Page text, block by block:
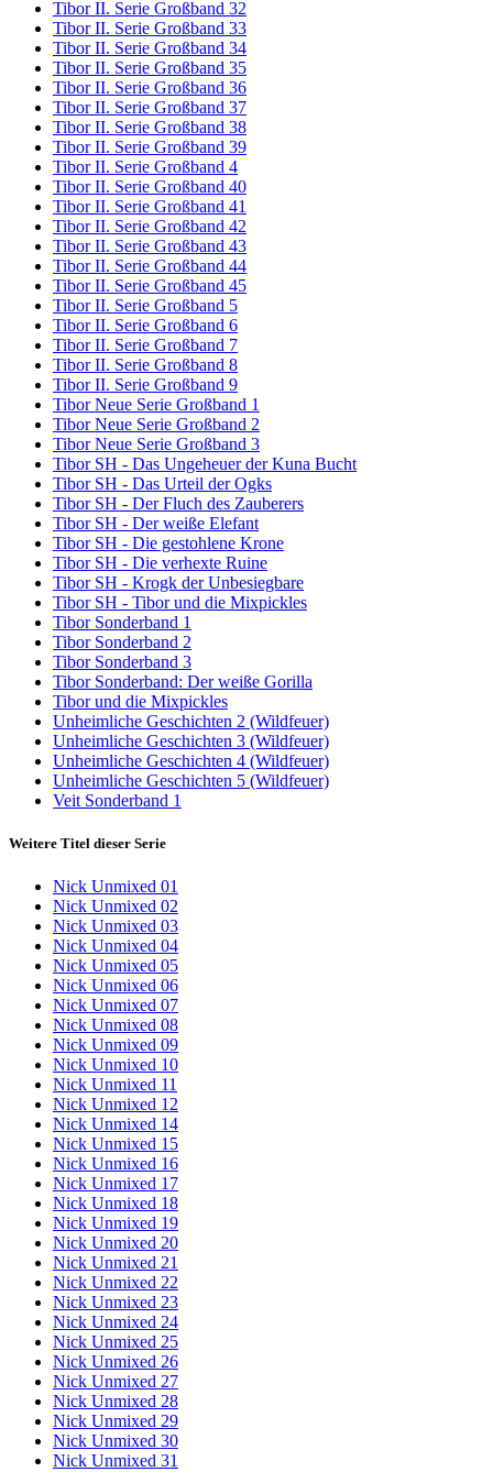
Tibor II. Serie Großband 32
Tibor II. Serie Großband 33
Tibor II. Serie Großband 34
Tibor II. Serie Großband 35
Tibor II. Serie Großband 36
Tibor II. Serie Großband 37
Tibor II. Serie Großband 38
Tibor II. Serie Großband 39
Tibor II. Serie Großband 4
Tibor II. Serie Großband 40
Tibor II. Serie Großband 41
Tibor II. Serie Großband 42
Tibor II. Serie Großband 43
Tibor II. Serie Großband 44
Tibor II. Serie Großband 45
Tibor II. Serie Großband 5
Tibor II. Serie Großband 6
Tibor II. Serie Großband 7
Tibor II. Serie Großband 8
Tibor II. Serie Großband 9
Tibor Neue Serie Großband 1
Tibor Neue Serie Großband 2
Tibor Neue Serie Großband 3
Tibor SH - Das Ungeheuer der Kuna Bucht
Tibor SH - Das Urteil der Ogks
Tibor SH - Der Fluch des Zauberers
Tibor SH - Der weiße Elefant
Tibor SH - Die gestohlene Krone
Tibor SH - Die verhexte Ruine
Tibor SH - Krogk der Unbesiegbare
Tibor SH - Tibor und die Mixpickles
Tibor Sonderband 1
Tibor Sonderband 2
Tibor Sonderband 3
Tibor Sonderband: Der weiße Gorilla
Tibor und die Mixpickles
Unheimliche Geschichten 2 (Wildfeuer)
Unheimliche Geschichten 3 (Wildfeuer)
Unheimliche Geschichten 4 (Wildfeuer)
Unheimliche Geschichten 5 (Wildfeuer)
Veit Sonderband 1
Weitere Titel dieser Serie
Nick Unmixed 01
Nick Unmixed 02
Nick Unmixed 03
Nick Unmixed 04
Nick Unmixed 05
Nick Unmixed 06
Nick Unmixed 07
Nick Unmixed 08
Nick Unmixed 09
Nick Unmixed 10
Nick Unmixed 11
Nick Unmixed 12
Nick Unmixed 14
Nick Unmixed 15
Nick Unmixed 16
Nick Unmixed 17
Nick Unmixed 18
Nick Unmixed 19
Nick Unmixed 20
Nick Unmixed 21
Nick Unmixed 22
Nick Unmixed 23
Nick Unmixed 24
Nick Unmixed 25
Nick Unmixed 26
Nick Unmixed 27
Nick Unmixed 28
Nick Unmixed 29
Nick Unmixed 30
Nick Unmixed 31